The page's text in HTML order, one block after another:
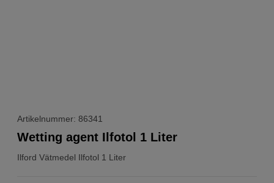
Artikelnummer: 86341
Ilford Vätmedel Ilfotol 1 Liter
Wetting agent Ilfotol 1 Liter